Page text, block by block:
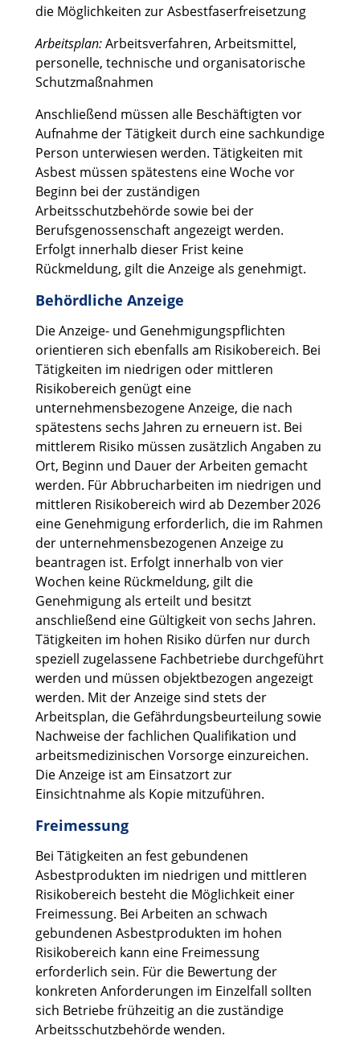
die Möglichkeiten zur Asbestfaserfreisetzung
Arbeitsplan:Arbeitsverfahren, Arbeitsmittel,
personelle, technische und organisatorische
Schutzmaßnahmen
Anschließend müssen alle Beschäftigten vor
Aufnahme der Tätigkeit durch eine sachkundige
Person unterwiesen werden. Tätigkeiten mit
Asbest müssen spätestens eine Woche vor
Beginn bei der zuständigen
Arbeitsschutzbehörde sowie bei der
Berufsgenossenschaft angezeigt werden.
Erfolgt innerhalb dieser Frist keine
Rückmeldung, gilt die Anzeige als genehmigt.
Behördliche Anzeige
Die Anzeige- und Genehmigungspflichten
orientieren sich ebenfalls am Risikobereich. Bei
Tätigkeiten im niedrigen oder mittleren
Risikobereich genügt eine
unternehmensbezogene Anzeige, die nach
spätestens sechs Jahren zu erneuern ist. Bei
mittlerem Risiko müssen zusätzlich Angaben zu
Ort, Beginn und Dauer der Arbeiten gemacht
werden. Für Abbrucharbeiten im niedrigen und
mittleren Risikobereich wird ab Dezember 2026
eine Genehmigung erforderlich, die im Rahmen
der unternehmensbezogenen Anzeige zu
beantragen ist. Erfolgt innerhalb von vier
Wochen keine Rückmeldung, gilt die
Genehmigung als erteilt und besitzt
anschließend eine Gültigkeit von sechs Jahren.
Tätigkeiten im hohen Risiko dürfen nur durch
speziell zugelassene Fachbetriebe durchgeführt
werden und müssen objektbezogen angezeigt
werden. Mit der Anzeige sind stets der
Arbeitsplan, die Gefährdungsbeurteilung sowie
Nachweise der fachlichen Qualifikation und
arbeitsmedizinischen Vorsorge einzureichen.
Die Anzeige ist am Einsatzort zur
Einsichtnahme als Kopie mitzuführen.
Freimessung
Bei Tätigkeiten an fest gebundenen
Asbestprodukten im niedrigen und mittleren
Risikobereich besteht die Möglichkeit einer
Freimessung. Bei Arbeiten an schwach
gebundenen Asbestprodukten im hohen
Risikobereich kann eine Freimessung
erforderlich sein. Für die Bewertung der
konkreten Anforderungen im Einzelfall sollten
sich Betriebe frühzeitig an die zuständige
Arbeitsschutzbehörde wenden.